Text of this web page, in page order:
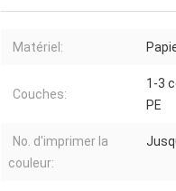
Matériel:
Couches:
1-3
PE
No. d'imprimer la
couleur: